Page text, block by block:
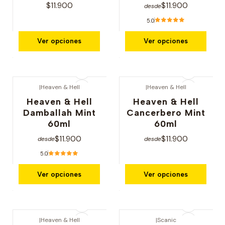
$11.900
Ver opciones
desde$11.900
5.0
Ver opciones
|Heaven & Hell
Heaven & Hell
Damballah Mint
60ml
desde$11.900
5.0
Ver opciones
|Heaven & Hell
Heaven & Hell
Cancerbero Mint
60ml
desde$11.900
Ver opciones
|Heaven & Hell |Scanic